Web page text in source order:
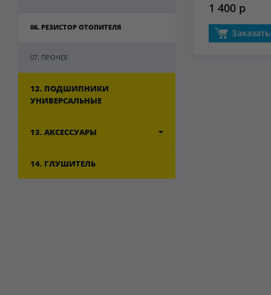
06. РЕЗИСТОР ОТОПИТЕЛЯ
07. ПРОЧЕЕ
12. ПОДШИПНИКИ
УНИВЕРСАЛЬНЫЕ
13. АКСЕССУАРЫ
14. ГЛУШИТЕЛЬ
1 400 р
Заказать